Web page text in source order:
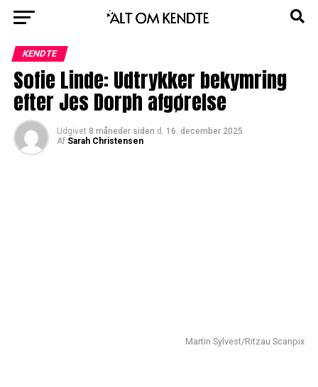
KENDTE
Sofie Linde: Udtrykker bekymring
efter Jes Dorph afgørelse
Udgivet 8 måneder siden d. 16. december 2025
Af Sarah Christensen
Martin Sylvest/Ritzau Scanpix